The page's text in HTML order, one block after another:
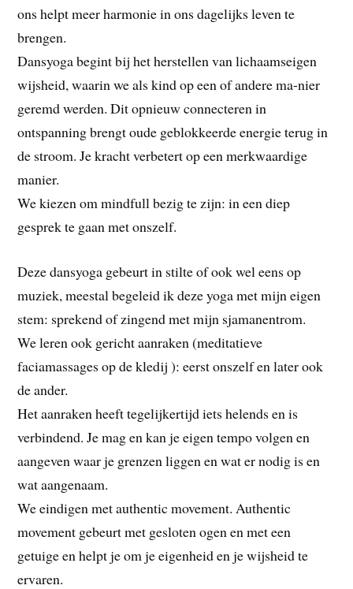
ons helpt meer harmonie in ons dagelijks leven te
brengen.
Dansyoga begint bij het herstellen van lichaamseigen
wijsheid, waarin we als kind op een of andere ma-nier
geremd werden. Dit opnieuw connecteren in
ontspanning brengt oude geblokkeerde energie terug in
de stroom. Je kracht verbetert op een merkwaardige
manier.
We kiezen om mindfull bezig te zijn: in een diep
gesprek te gaan met onszelf.
Deze dansyoga gebeurt in stilte of ook wel eens op
muziek, meestal begeleid ik deze yoga met mijn eigen
stem: sprekend of zingend met mijn sjamanentrom.
We leren ook gericht aanraken (meditatieve
faciamassages op de kledij ): eerst onszelf en later ook
de ander.
Het aanraken heeft tegelijkertijd iets helends en is
verbindend. Je mag en kan je eigen tempo volgen en
aangeven waar je grenzen liggen en wat er nodig is en
wat aangenaam.
We eindigen met authentic movement. Authentic
movement gebeurt met gesloten ogen en met een
getuige en helpt je om je eigenheid en je wijsheid te
ervaren.